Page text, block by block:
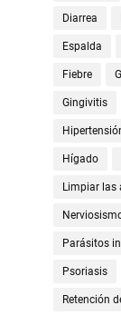
Diarrea
Espalda
Fiebre
Gingivitis
Hígado
Limpiar las
Parásitos
Psoriasis
Retención